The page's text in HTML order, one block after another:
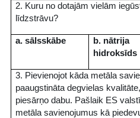
2. Kuru no dotajām vielām
līdzstrāvu?
a. sālsskābe
b. nātrija
hidroksīds
3. Pievienojot kāda metāla
paaugstināta degvielas
piesārņo dabu. Pašlaik ES
metāla savienojumus kā